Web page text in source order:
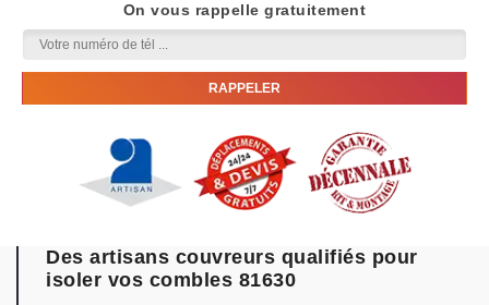
On vous rappelle gratuitement
Des artisans couvreurs qualifiés pour
isoler vos combles 81630